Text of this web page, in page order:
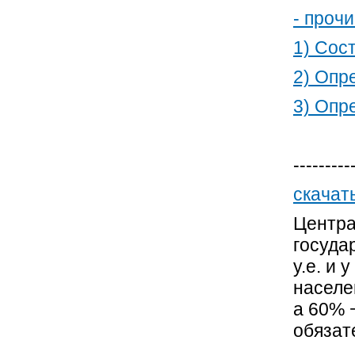
-
1)
2)
3)
у.е. и
а 60%